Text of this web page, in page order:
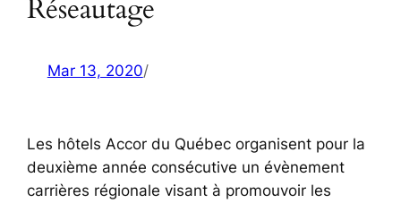
Réseautage
Mar 13, 2020/
Les hôtels Accor du Québec organisent pour la
deuxième année consécutive un évènement
carrières régionale visant à promouvoir les